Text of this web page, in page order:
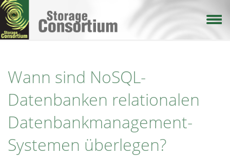
Direkt
zum
Inhalt
Wann sind NoSQL-
Datenbanken relationalen
Datenbankmanagement-
Systemen überlegen?